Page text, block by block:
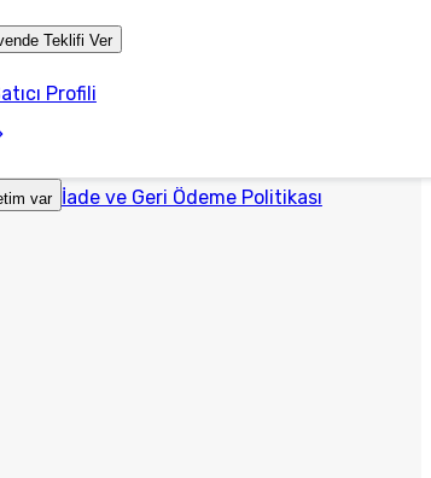
Teklifi Ver
Profili
var İade ve Geri Ödeme Politikası